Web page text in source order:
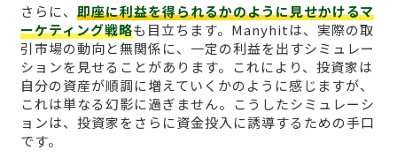
さらに、 即座に利益を得られるかのように見せかけるマ
ーケティング戦略も目立ちます。Manyhitは、実際の取
引市場の動向と無関係に、一定の利益を出すシミュレー
ションを見せることがあります。これにより、投資家は
自分の資産が順調に増えていくかのように感じますが、
これは単なる幻影に過ぎません。こうしたシミュレーシ
ョンは、投資家をさらに資金投入に誘導するための手口
です。